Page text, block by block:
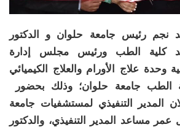
نجم رئيس جامعة حلوان و الدكتور
كلية الطب ورئيس مجلس إدارة
وحدة علاج الأورام والعلاج الكيميائي
الطب جامعة حلوان؛ وذلك بحضور
المدير التنفيذي لمستشفيات جامعة
مساعد المدير التنفيذي، والدكتور